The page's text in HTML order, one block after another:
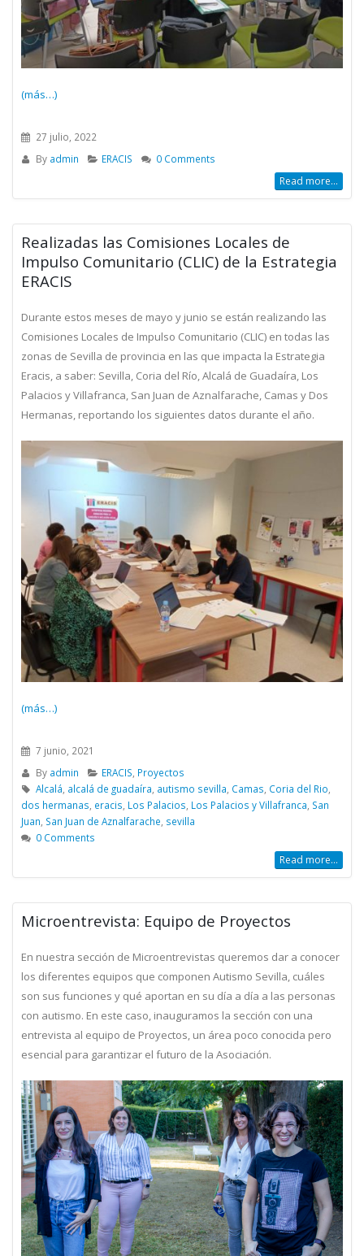
(más…)
27 julio, 2022
By admin ERACIS 0 Comments
Read more...
Realizadas las Comisiones Locales de
Impulso Comunitario (CLIC) de la Estrategia
ERACIS
Durante estos meses de mayo y junio se están realizando las
Comisiones Locales de Impulso Comunitario (CLIC) en todas las
zonas de Sevilla de provincia en las que impacta la Estrategia
Eracis, a saber: Sevilla, Coria del Río, Alcalá de Guadaíra, Los
Palacios y Villafranca, San Juan de Aznalfarache, Camas y Dos
Hermanas, reportando los siguientes datos durante el año.
(más…)
7 junio, 2021
By admin ERACIS, Proyectos
Alcalá, alcalá de guadaíra, autismo sevilla, Camas, Coria del Rio,
dos hermanas, eracis, Los Palacios, Los Palacios y Villafranca, San
Juan, San Juan de Aznalfarache, sevilla
0 Comments
Read more...
Microentrevista: Equipo de Proyectos
En nuestra sección de Microentrevistas queremos dar a conocer
los diferentes equipos que componen Autismo Sevilla, cuáles
son sus funciones y qué aportan en su día a día a las personas
con autismo. En este caso, inauguramos la sección con una
entrevista al equipo de Proyectos, un área poco conocida pero
esencial para garantizar el futuro de la Asociación.